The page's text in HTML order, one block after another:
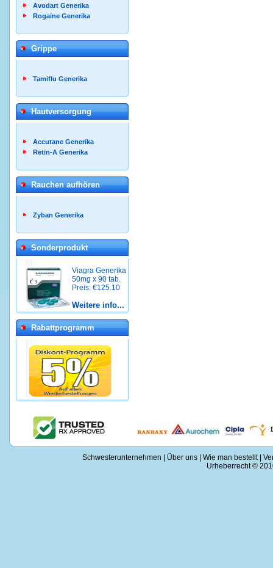
Avodart Generika
Rogaine Generika
Grippe
Tamiflu Generika
Hautversorgung
Accutane Generika
Retin-A Generika
Rauchen aufhören
Zyban Generika
Sonderprodukt
Viagra Generika
50mg x 90 tab.
Preis: €125.10
Weitere info...
Rabattprogramm
Schwesterunternehmen Über uns Wie man bestellt|
Urheberrecht ©